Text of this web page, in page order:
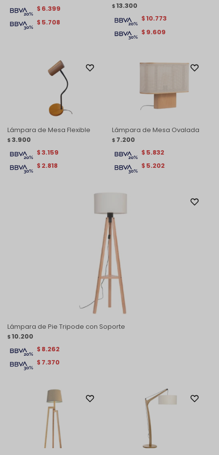
$ 5.708
$ 6.399 $ 13.300
$ 9.609
$10.773
Lámpara de Mesa Flexible
$ 3.900
$ 2.818
$3.159
Lámpara de Mesa Ovalada
$ 7.200
$ 5.202
$ 5.832
Lámpara de Pie Tripode con Soporte
$ 10.200
$ 7.370
$ 8.262